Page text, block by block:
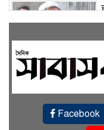
Facebook